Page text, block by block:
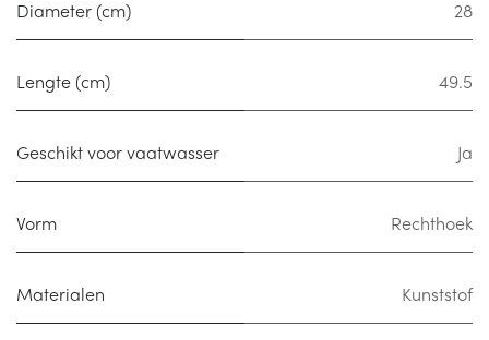
Diameter (cm) 28
Lengte (cm) 49.5
Geschikt voor vaatwasser Ja
Vorm Rechthoek
Materialen Kunststof